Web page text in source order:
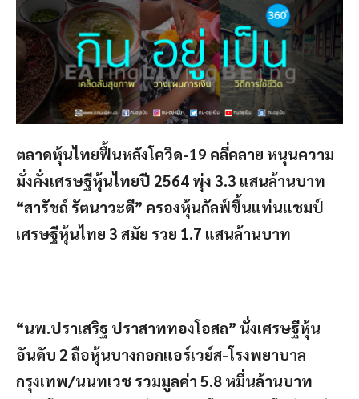
ตลาดหุ้นไทยฟื้นหลังโควิด-19 คลี่คลาย หนุนความ
มั่งคั่งเศรษฐีหุ้นไทยปี 2564 พุ่ง 3.3 แสนล้านบาท
“สารัชถ์ รัตนาวะดี” ครองหุ้นกัลฟ์ขึ้นแท่นแชมป์
เศรษฐีหุ้นไทย 3 สมัย รวย 1.7 แสนล้านบาท
“นพ.ปราเสริฐ ปราสาททองโอสถ” นั่งเศรษฐีหุ้น
อันดับ 2 ถือหุ้นบางกอกแอร์เวย์ส-โรงพยาบาล
กรุงเทพ/นนทเวช รวมมูลค่า 5.8 หมื่นล้านบาท